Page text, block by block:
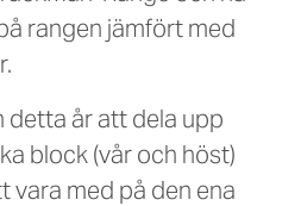
rangen jämfört med
år att dela upp
block (vår och höst)
vara med på den ena